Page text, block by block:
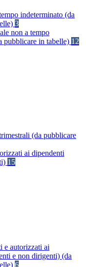
indeterminato (da
3
non a tempo
pubblicare in tabelle) 12
(da pubblicare
ai dipendenti
15
e autorizzati ai
e non dirigenti) (da
6